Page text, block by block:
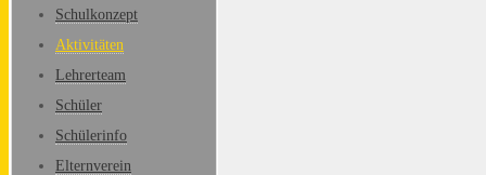
Schulkonzept
Aktivitäten
Lehrerteam
Schüler
Schülerinfo
Elternverein